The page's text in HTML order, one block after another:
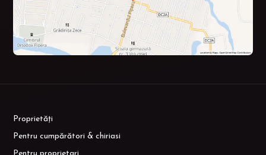
Proprietăți
Pentru cumpărători & chiriasi